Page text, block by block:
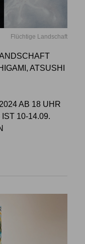
Flüchtige Landschaft
ATSUSHI
AB 18 UHR
10-14.09.